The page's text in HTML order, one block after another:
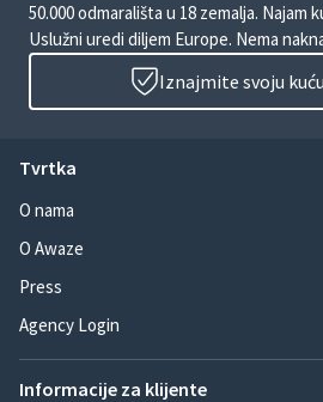
50.000 odmarališta u 18 zemalja. Najam
Uslužni uredi diljem Europe. Nema
Iznajmite svoju
Tvrtka
O nama
O Awaze
Press
Agency Login
Informacije za klijente